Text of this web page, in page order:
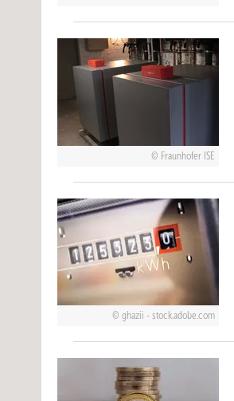
Fraunhofer ISE
ghazii - stock.adobe.com